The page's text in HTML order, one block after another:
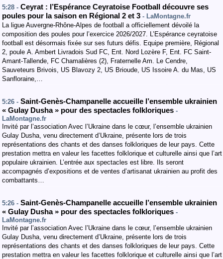
5:28 - Ceyrat : l’Espérance Ceyratoise Football découvre ses
poules pour la saison en Régional 2 et 3 - LaMontagne.fr
La ligue Auvergne-Rhône-Alpes de football a officiellement dévoilé la
composition des poules pour l’exercice 2026/2027. L’Espérance ceyratoise
football est désormais fixée sur ses futurs défis. Equipe première, Régional
2, poule A. Ambert Livradois Sud FC, Ent. Nord Lozère F, Ent. FC Saint-
Amant-Tallende, FC Chamalières (2), Fraternelle Am. Le Cendre,
Sauveteurs Brivois, US Blavozy 2, US Brioude, US Issoire A. du Mas, US
Sanfloraine,…
5:26 - Saint-Genès-Champanelle accueille l’ensemble ukrainien
« Gulay Dusha » pour des spectacles folkloriques -
LaMontagne.fr
Invité par l’association Avec l’Ukraine dans le cœur, l’ensemble ukrainien
Gulay Dusha, venu directement d’Ukraine, présente lors de trois
représentations des chants et des danses folkloriques de leur pays. Cette
prestation mettra en valeur les facettes folklorique et culturelle ainsi que l’art
populaire ukrainien. L’entrée aux spectacles est libre. Ils seront
accompagnés d’expositions et de ventes d’artisanat ukrainien au profit des
combattants…
5:26 - Saint-Genès-Champanelle accueille l’ensemble ukrainien
« Gulay Dusha » pour des spectacles folkloriques -
LaMontagne.fr
Invité par l’association Avec l’Ukraine dans le cœur, l’ensemble ukrainien
Gulay Dusha, venu directement d’Ukraine, présente lors de trois
représentations des chants et des danses folkloriques de leur pays. Cette
prestation mettra en valeur les facettes folklorique et culturelle ainsi que l’art